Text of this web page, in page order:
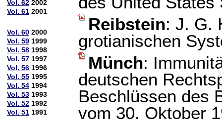
Vol. 62 2002
Vol. 61 2001
Vol. 60 2000
Vol. 59 1999
Vol. 58 1998
Vol. 57 1997
Vol. 56 1996
Vol. 55 1995
Vol. 54 1994
Vol. 53 1993
Vol. 52 1992
Vol. 51 1991
Reibstein: J. G.
grotianischen
Münch:
deutschen
Beschlüssen des
vom 30. Oktober